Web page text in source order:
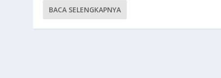
BACA SELENGKAPNYA